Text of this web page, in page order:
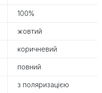
100%
жовтий
коричневий
повний
з поляризацією